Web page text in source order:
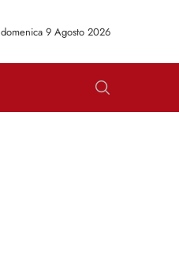
domenica 9 Agosto 2026